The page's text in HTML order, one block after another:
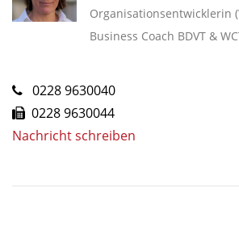
Organisationsentwicklerin
Business Coach BDVT &
0228 9630040
0228 9630044
Nachricht schreiben